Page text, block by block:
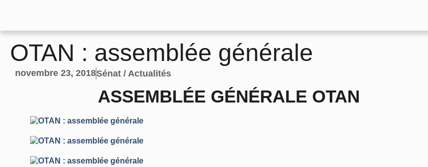
OTAN : assemblée générale
novembre 23, 2018Sénat / Actualités
ASSEMBLÉE GÉNÉRALE OTAN